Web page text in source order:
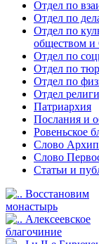
Отдел по
Отдел по
Отдел по
обществом
Отдел по
Отдел по
Отдел по
Отдел
Патриархия
Послания и
Ровеньское
Слово
Слово
Статьи и
Восстановим
монастырь
Алексеевское
благочиние